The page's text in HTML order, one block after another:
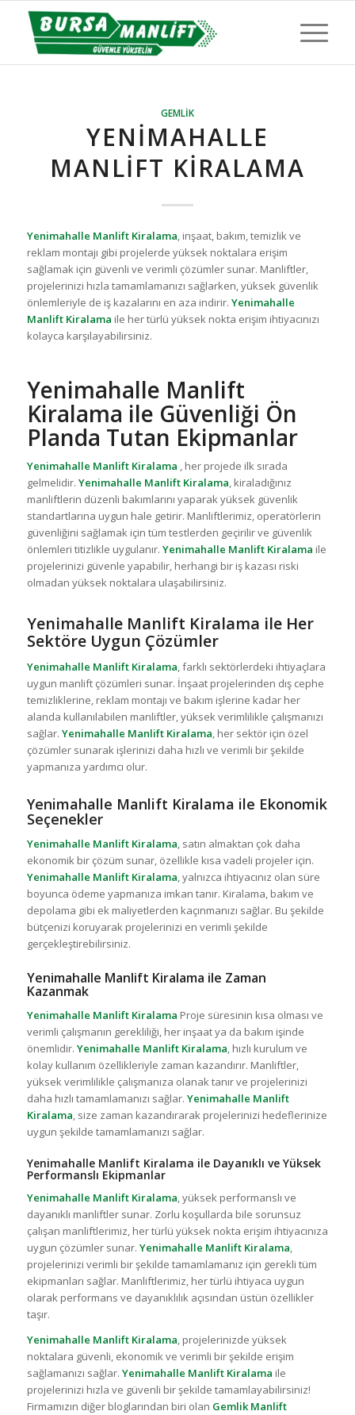
GEMLIK
YENIMAHALLE
MANLIFT KIRALAMA
Yenimahalle Manlift Kiralama, inşaat, bakım, temizlik ve
reklam montajı gibi projelerde yüksek noktalara erişim
sağlamak için güvenli ve verimli çözümler sunar. Manliftler,
projelerinizi hızla tamamlamanızı sağlarken, yüksek güvenlik
önlemleriyle de iş kazalarını en aza indirir. Yenimahalle
Manlift Kiralama ile her türlü yüksek nokta erişim ihtiyacınızı
kolayca karşılayabilirsiniz.
Yenimahalle Manlift
Kiralama ile Güvenliği Ön
Planda Tutan Ekipmanlar
Yenimahalle Manlift Kiralama , her projede ilk sırada
gelmelidir. Yenimahalle Manlift Kiralama, kiraladığınız
manliftlerin düzenli bakımlarını yaparak yüksek güvenlik
standartlarına uygun hale getirir. Manliftlerimiz, operatörlerin
güvenliğini sağlamak için tüm testlerden geçirilir ve güvenlik
önlemleri titizlikle uygulanır. Yenimahalle Manlift Kiralama ile
projelerinizi güvenle yapabilir, herhangi bir iş kazası riski
olmadan yüksek noktalara ulaşabilirsiniz.
Yenimahalle Manlift Kiralama ile Her
Sektöre Uygun Çözümler
Yenimahalle Manlift Kiralama, farklı sektörlerdeki ihtiyaçlara
uygun manlift çözümleri sunar. İnşaat projelerinden dış cephe
temizliklerine, reklam montajı ve bakım işlerine kadar her
alanda kullanılabilen manliftler, yüksek verimlilikle çalışmanızı
sağlar. Yenimahalle Manlift Kiralama, her sektör için özel
çözümler sunarak işlerinizi daha hızlı ve verimli bir şekilde
yapmanıza yardımcı olur.
Yenimahalle Manlift Kiralama ile Ekonomik
Seçenekler
Yenimahalle Manlift Kiralama, satın almaktan çok daha
ekonomik bir çözüm sunar, özellikle kısa vadeli projeler için.
Yenimahalle Manlift Kiralama, yalnızca ihtiyacınız olan süre
boyunca ödeme yapmanıza imkan tanır. Kiralama, bakım ve
depolama gibi ek maliyetlerden kaçınmanızı sağlar. Bu şekilde
bütçenizi koruyarak projelerinizi en verimli şekilde
gerçekleştirebilirsiniz.
Yenimahalle Manlift Kiralama ile Zaman
Kazanmak
Yenimahalle Manlift Kiralama Proje süresinin kısa olması ve
verimli çalışmanın gerekliliği, her inşaat ya da bakım işinde
önemlidir. Yenimahalle Manlift Kiralama, hızlı kurulum ve
kolay kullanım özellikleriyle zaman kazandırır. Manliftler,
yüksek verimlilikle çalışmanıza olanak tanır ve projelerinizi
daha hızlı tamamlamanızı sağlar. Yenimahalle Manlift
Kiralama, size zaman kazandırarak projelerinizi hedeflerinize
uygun şekilde tamamlamanızı sağlar.
Yenimahalle Manlift Kiralama ile Dayanıklı ve Yüksek
Performanslı Ekipmanlar
Yenimahalle Manlift Kiralama, yüksek performanslı ve
dayanıklı manliftler sunar. Zorlu koşullarda bile sorunsuz
çalışan manliftlerimiz, her türlü yüksek nokta erişim ihtiyacınıza
uygun çözümler sunar. Yenimahalle Manlift Kiralama,
projelerinizi verimli bir şekilde tamamlamanız için gerekli tüm
ekipmanları sağlar. Manliftlerimiz, her türlü ihtiyaca uygun
olarak performans ve dayanıklılık açısından üstün özellikler
taşır.
Yenimahalle Manlift Kiralama, projelerinizde yüksek
noktalara güvenli, ekonomik ve verimli bir şekilde erişim
sağlamanızı sağlar. Yenimahalle Manlift Kiralama ile
projelerinizi hızla ve güvenli bir şekilde tamamlayabilirsiniz!
Firmamızın diğer bloglarından biri olan Gemlik Manlift